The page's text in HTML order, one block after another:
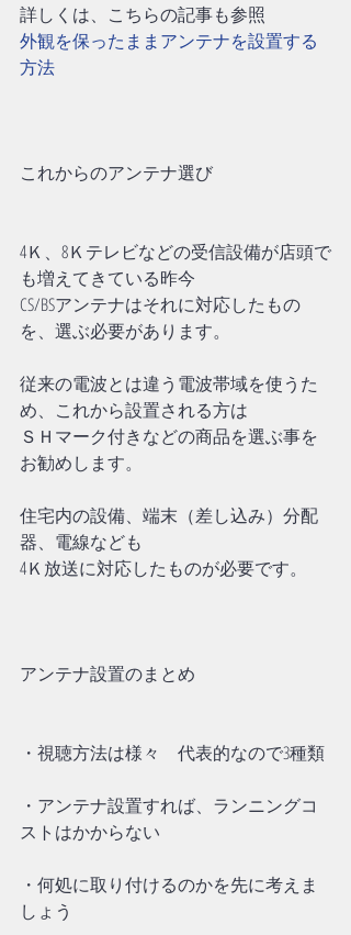
詳しくは、こちらの記事も参照
外観を保ったままアンテナを設置する
方法
これからのアンテナ選び
4Ｋ、8Ｋテレビなどの受信設備が店頭で
も増えてきている昨今
CS/BSアンテナはそれに対応したもの
を、選ぶ必要があります。
従来の電波とは違う電波帯域を使うた
め、これから設置される方は
ＳＨマーク付きなどの商品を選ぶ事を
お勧めします。
住宅内の設備、端末（差し込み）分配
器、電線なども
4Ｋ放送に対応したものが必要です。
アンテナ設置のまとめ
・視聴方法は様々　代表的なので3種類
・アンテナ設置すれば、ランニングコ
ストはかからない
・何処に取り付けるのかを先に考えま
しょう